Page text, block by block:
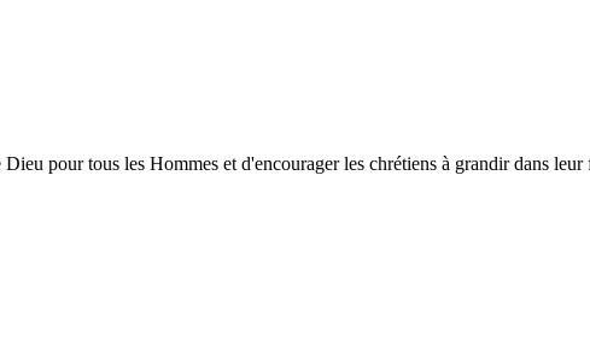
pour tous les Hommes et d'encourager les chrétiens à grandir dans